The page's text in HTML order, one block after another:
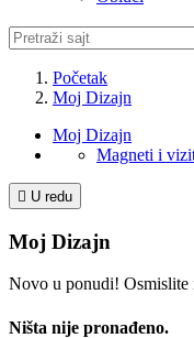
Početak
Moj Dizajn
Moj Dizajn
Magneti i
 U redu
Moj Dizajn
Novo u ponudi! Osmislite
Ništa nije pronađeno.